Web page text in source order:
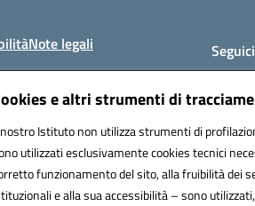
e altri strumenti di
Istituto non utilizza strumenti di
utilizzati esclusivamente cookies tecnici
funzionamento del sito, alla fruibilità dei
e alla sua accessibilità – sono
Note legali